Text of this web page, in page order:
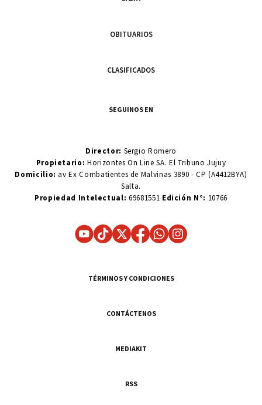
OBITUARIOS
CLASIFICADOS
SEGUINOS EN
Director: Sergio Romero
Propietario:Horizontes On Line SA. El Tribuno Jujuy
Domicilio: av Ex Combatientes de Malvinas 3890 - CP (A4412BYA)
Salta.
Propiedad Intelectual: 69681551 Edición N°: 10766
TÉRMINOS Y CONDICIONES
CONTÁCTENOS
MEDIAKIT
RSS